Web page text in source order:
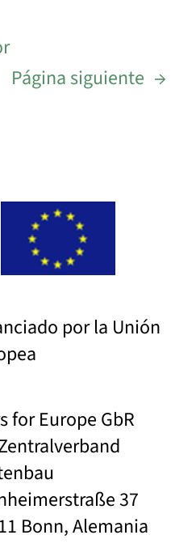
Página siguiente →
por la Unión
for Europe GbR
37
Bonn, Alemania